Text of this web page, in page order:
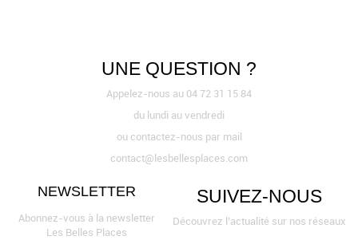
UNE QUESTION ?
Appelez-nous au 04 72 31 15 84
du lundi au vendredi
ou contactez-nous par mail
contact@lesbellesplaces.com
SUIVEZ-NOUS
Découvrez l’actualité sur nos réseaux
NEWSLETTER
Abonnez-vous à la newsletter
Les Belles Places